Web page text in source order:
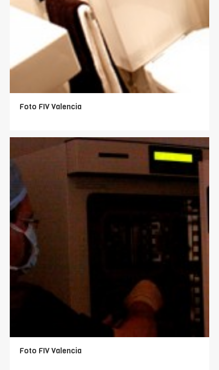
Foto FIV Valencia
Foto FIV Valencia